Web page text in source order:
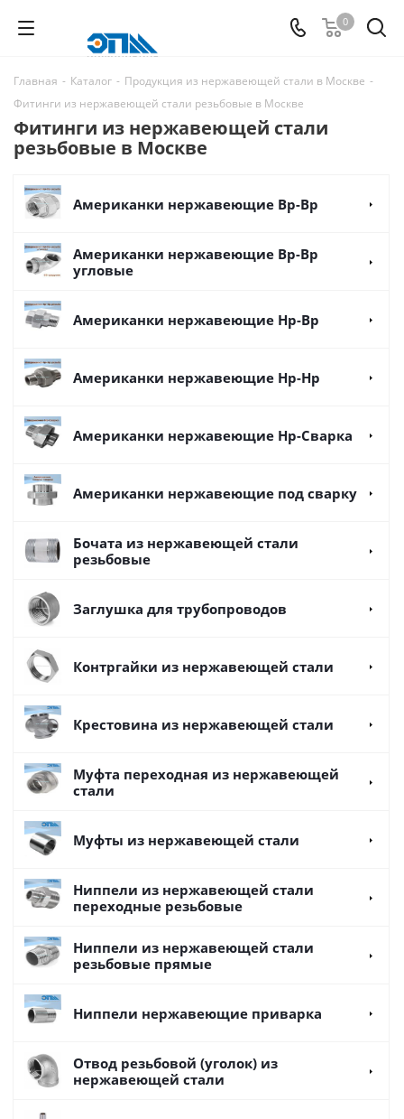
0
Главная - Каталог - Продукция из нержавеющей стали в Москве -
Фитинги из нержавеющей стали резьбовые в Москве
Фитинги из нержавеющей стали
резьбовые в Москве
Американки нержавеющие Вр-Вр
Американки нержавеющие Вр-Вр
угловые
Американки нержавеющие Нр-Вр
Американки нержавеющие Нр-Нр
Американки нержавеющие Нр-Сварка
Американки нержавеющие под сварку
Бочата из нержавеющей стали
резьбовые
Заглушка для трубопроводов
Контргайки из нержавеющей стали
Крестовина из нержавеющей стали
Муфта переходная из нержавеющей
стали
Муфты из нержавеющей стали
Ниппели из нержавеющей стали
переходные резьбовые
Ниппели из нержавеющей стали
резьбовые прямые
Ниппели нержавеющие приварка
Отвод резьбовой (уголок) из
нержавеющей стали